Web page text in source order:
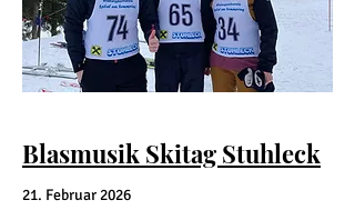
Blasmusik Skitag Stuhleck
21. Februar 2026